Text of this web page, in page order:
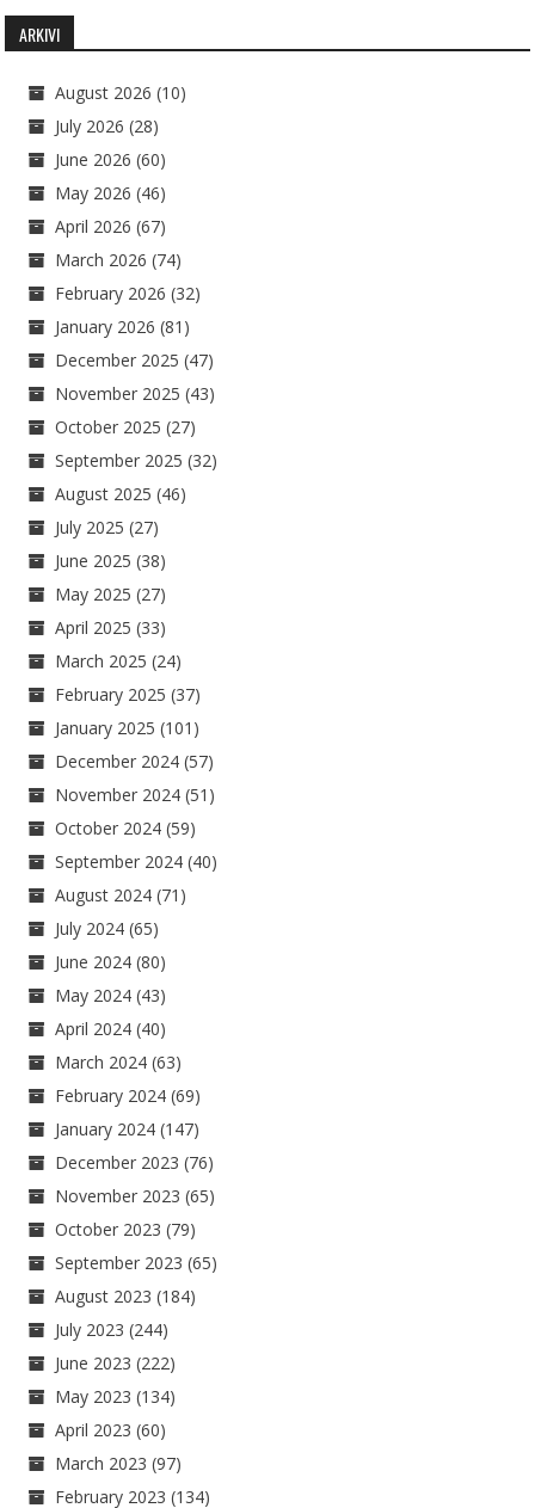
ARKIVI
August 2026 (10)
July 2026 (28)
June 2026 (60)
May 2026 (46)
April 2026 (67)
March 2026 (74)
February 2026 (32)
January 2026 (81)
December 2025 (47)
November 2025 (43)
October 2025 (27)
September 2025 (32)
August 2025 (46)
July 2025 (27)
June 2025 (38)
May 2025 (27)
April 2025 (33)
March 2025 (24)
February 2025 (37)
January 2025 (101)
December 2024 (57)
November 2024 (51)
October 2024 (59)
September 2024 (40)
August 2024 (71)
July 2024 (65)
June 2024 (80)
May 2024 (43)
April 2024 (40)
March 2024 (63)
February 2024 (69)
January 2024 (147)
December 2023 (76)
November 2023 (65)
October 2023 (79)
September 2023 (65)
August 2023 (184)
July 2023 (244)
June 2023 (222)
May 2023 (134)
April 2023 (60)
March 2023 (97)
February 2023 (134)